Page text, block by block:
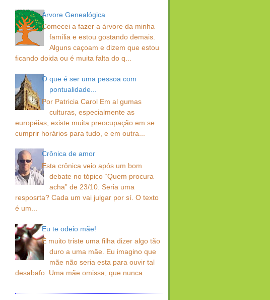
Árvore Genealógica
Comecei a fazer a árvore da minha
família e estou gostando demais.
Alguns caçoam e dizem que estou
ficando doida ou é muita falta do q...
O que é ser uma pessoa com
pontualidade...
Por Patricia Carol Em al gumas
culturas, especialmente as
européias, existe muita preocupação em se
cumprir horários para tudo, e em outra...
Crônica de amor
Esta crônica veio após um bom
debate no tópico “Quem procura
acha” de 23/10. Seria uma
resposrta? Cada um vai julgar por sí. O texto
é um...
Eu te odeio mãe!
É muito triste uma filha dizer algo tão
duro a uma mãe. Eu imagino que
mãe não seria esta para ouvir tal
desabafo: Uma mãe omissa, que nunca...